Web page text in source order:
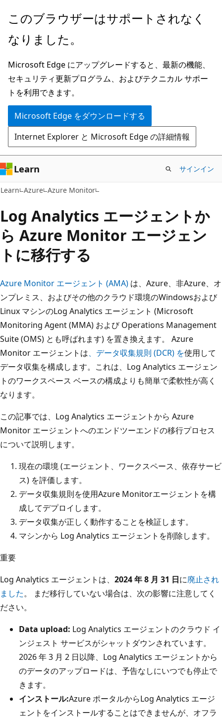
メ
ン
ン
テ
ン
ツ
に
ス
キ
ッ
プ
このブラウザーはサポートされなく
なりました。
Microsoft Edge にアップグレードすると、最新の機能、
セキュリティ更新プログラム、およびテクニカル サポー
トを利用できます。
Microsoft Edge をダウンロードする
Internet Explorer と Microsoft Edge の詳細情報
Learn サインイン
Learn Azure Azure Monitor
Log Analytics エージェントか
ら Azure Monitor エージェン
トに移行する
Azure Monitor エージェント (AMA) は、Azure、非Azure、オ
ンプレミス、およびその他のクラウド環境のWindowsおよび
Linux マシンのLog Analytics エージェント (Microsoft
Monitoring Agent (MMA) および Operations Management
Suite (OMS) とも呼ばれます) を置き換えます。 Azure
Monitor エージェントは、データ収集規則 (DCR) を使用して
データ収集を構成します。これは、Log Analytics エージェン
トのワークスペース ベースの構成よりも簡単で柔軟性が高く
なります。
この記事では、Log Analytics エージェントから Azure
Monitor エージェントへのエンドツーエンドの移行プロセス
について説明します。
現在の環境 (エージェント、ワークスペース、依存サービ
ス) を評価します。
データ収集規則を使用Azure Monitorエージェントを構
成してデプロイします。
データ収集が正しく動作することを検証します。
マシンから Log Analytics エージェントを削除します。
重要
Log Analytics エージェントは、 2024 年 8 月 31 日に廃止され
ました。 まだ移行していない場合は、次の影響に注意してく
ださい。
Data upload: Log Analytics エージェントのクラウド イ
ンジェスト サービスがシャットダウンされています。
2026 年 3 月 2 日以降、Log Analytics エージェントから
のデータのアップロードは、予告なしにいつでも停止で
きます。
インストール:Azure ポータルからLog Analytics エージ
ェントをインストールすることはできませんが、オフラ